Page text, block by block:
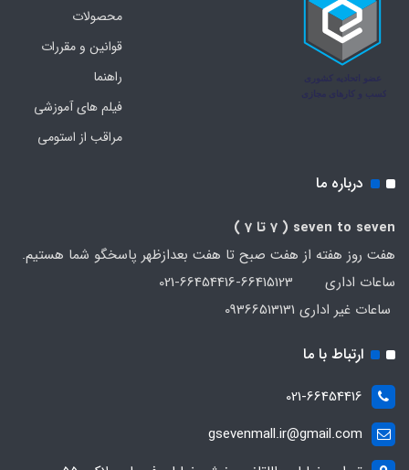
محصولات
قوانین و مقررات
راهنما
فیلم های آموزشی
مراقب از استومی
درباره ما
seven to seven ( 7 تا 7 )
هفت روز هفته از هفت صبح تا هفت بعدازظهر پاسخگو شما هستیم.
ساعات اداری 66415123-66454416-021
ساعات غیر اداری 09366513131
ارتباط با ما
021-66454416
gsevenmall.ir@gmail.com